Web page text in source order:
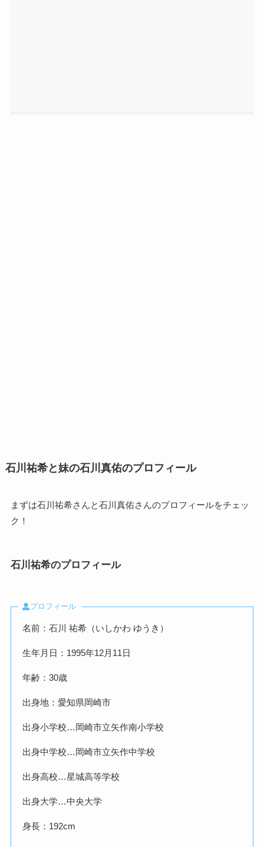
石川祐希と妹の石川真佑のプロフィール
まずは石川祐希さんと石川真佑さんのプロフィールをチェッ
ク！
石川祐希のプロフィール
プロフィール
名前：石川 祐希（いしかわ ゆうき）
生年月日：1995年12月11日
年齢：30歳
出身地：愛知県岡崎市
出身小学校…岡崎市立矢作南小学校
出身中学校…岡崎市立矢作中学校
出身高校…星城高等学校
出身大学…中央大学
身長：192cm